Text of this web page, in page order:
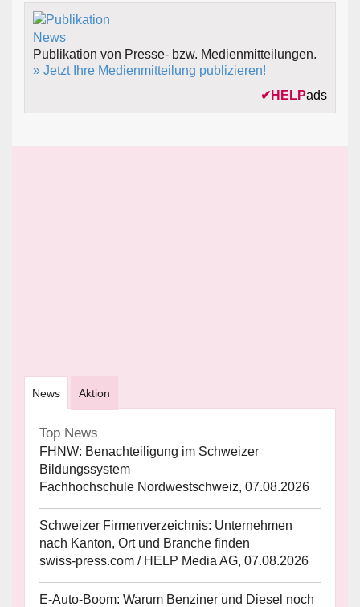
Publikation von Presse- bzw. Medienmitteilungen.
» Jetzt Ihre Medienmitteilung publizieren!
✔ HELPads
News Aktion
Top News
FHNW: Benachteiligung im Schweizer
Bildungssystem
Fachhochschule Nordwestschweiz, 07.08.2026
Schweizer Firmenverzeichnis: Unternehmen
nach Kanton, Ort und Branche finden
swiss-press.com / HELP Media AG, 07.08.2026
E-Auto-Boom: Warum Benziner und Diesel noch